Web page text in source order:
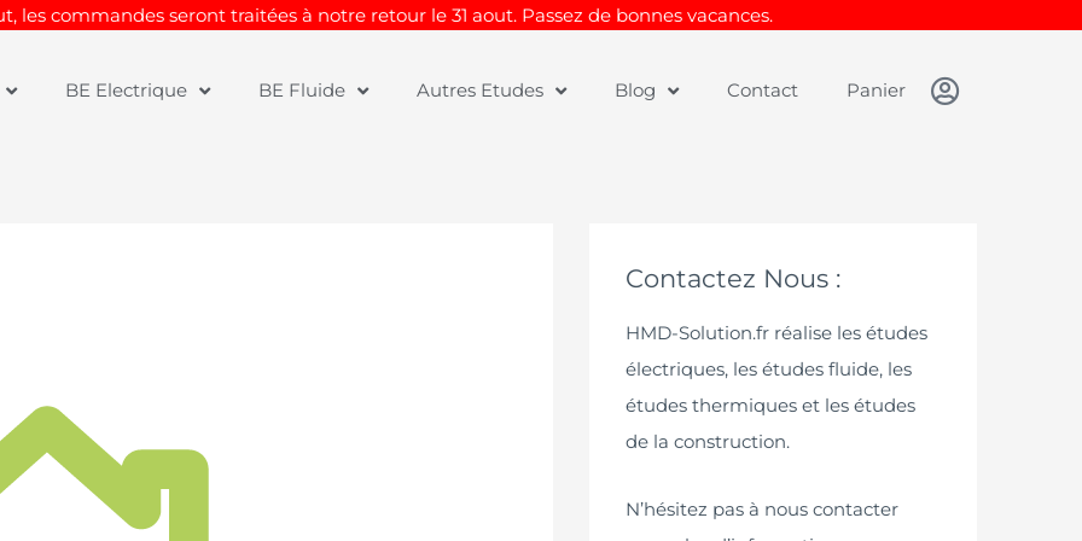
les commandes seront traitées à notre retour le 31 aout. Passez de bonnes vacances.
BE Electrique BE Fluide Autres Etudes Blog Contact Panier
Contactez Nous :
HMD-Solution.fr réalise les études
électriques, les études fluide, les
études thermiques et les études
de la construction.
N’hésitez pas à nous contacter